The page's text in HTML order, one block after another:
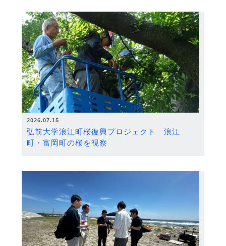
2026.07.15
弘前大学浪江町桜復興プロジェクト 浪江
町・富岡町の桜を視察